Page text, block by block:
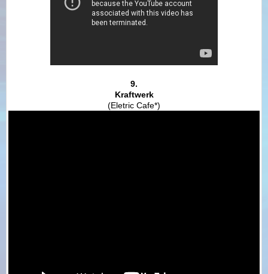
9.
Kraftwerk
(Eletric Cafe*)